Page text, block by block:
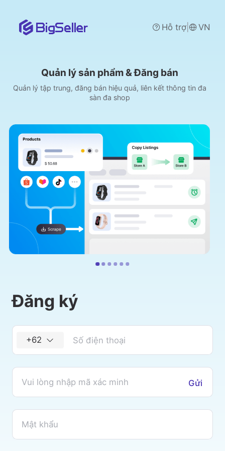
Hỗ trợ VN
Quản lý sản phẩm & Đăng bán
tập trung, đăng bán hiệu quả, liên kết thông tin đa
sàn đa shop
Đồng
Đăng ký
+62
Gửi